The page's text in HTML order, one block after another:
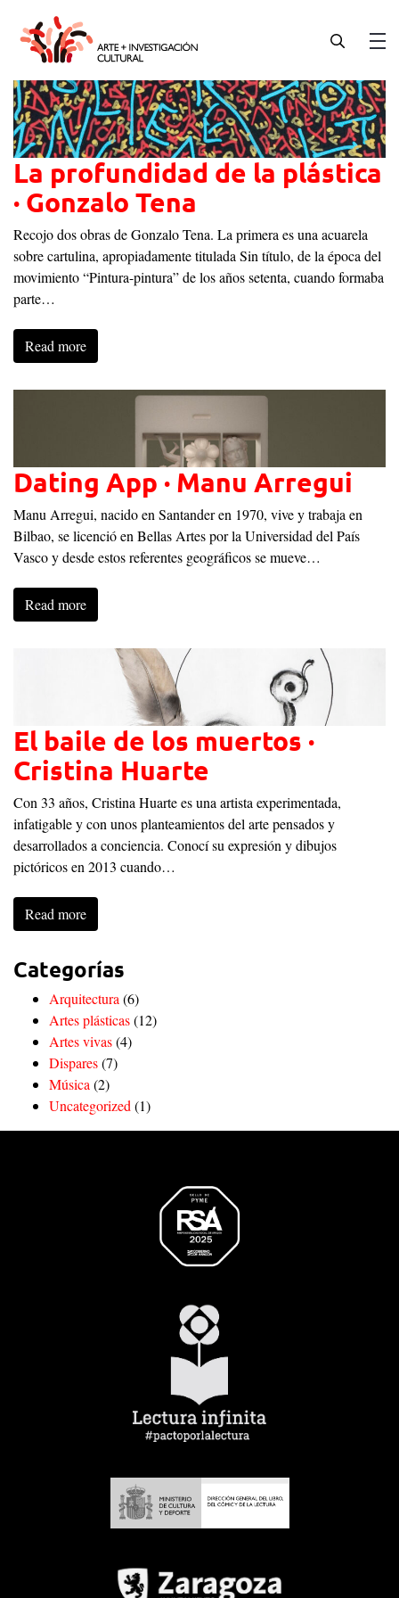
content
La profundidad de la plástica
· Gonzalo Tena
Recojo dos obras de Gonzalo Tena. La primera es una acuarela
sobre cartulina, apropiadamente titulada Sin título, de la época del
movimiento “Pintura-pintura” de los años setenta, cuando formaba
parte…
Read more
Dating App · Manu Arregui
Manu Arregui, nacido en Santander en 1970, vive y trabaja en
Bilbao, se licenció en Bellas Artes por la Universidad del País
Vasco y desde estos referentes geográficos se mueve…
Read more
El baile de los muertos ·
Cristina Huarte
Con 33 años, Cristina Huarte es una artista experimentada,
infatigable y con unos planteamientos del arte pensados y
desarrollados a conciencia. Conocí su expresión y dibujos
pictóricos en 2013 cuando…
Read more
Categorías
Arquitectura (6)
Artes plásticas(12)
Artes vivas(4)
Dispares(7)
Música (2)
Uncategorized (1)